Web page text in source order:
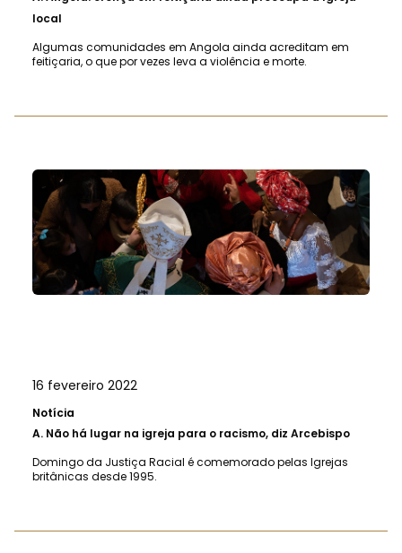
local
Algumas comunidades em Angola ainda acreditam em
feitiçaria, o que por vezes leva a violência e morte.
16 fevereiro 2022
Notícia
A. Não há lugar na igreja para o racismo, diz Arcebispo
Domingo da Justiça Racial é comemorado pelas Igrejas
britânicas desde 1995.